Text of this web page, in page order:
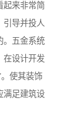
起来非常简
引导并投人
。五金系统
在设计开发
使其装饰
满足建筑设